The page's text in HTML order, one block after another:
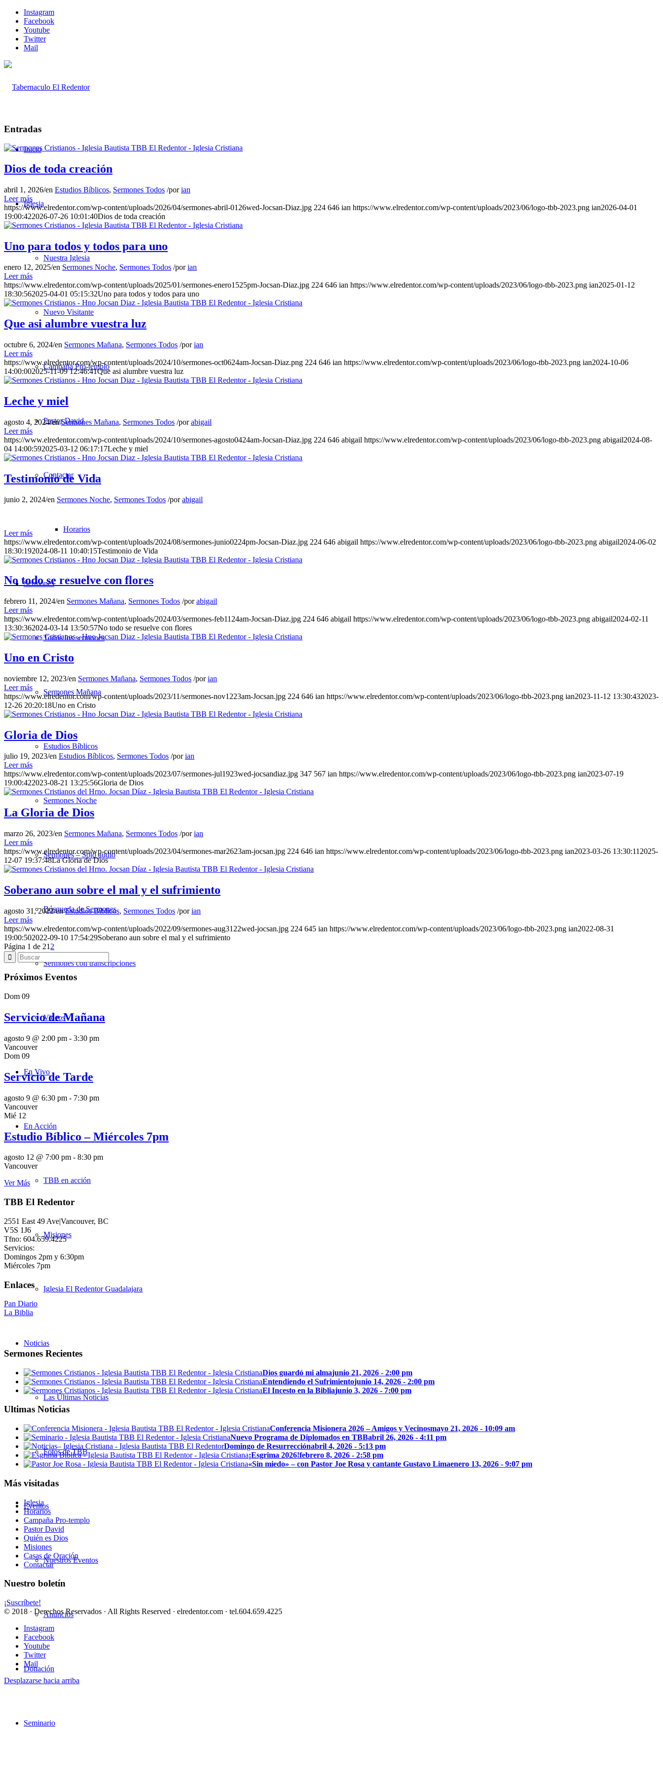
Instagram
Facebook
Youtube
Twitter
Mail
Inicio
Iglesia
Nuestra Iglesia
Nuevo Visitante
Campaña Pro-templo
Pastor David
Contactar
Horarios
Sermones
Todos los sermones
Sermones Mañana
Estudios Bíblicos
Sermones Noche
Sermones – Solo audio
Búsqueda de Sermones
Sermones con transcripciones
Videos
En Vivo
En Acción
TBB en acción
Misiones
Iglesia El Redentor Guadalajara
Noticias
Las Últimas Noticias
Fotos de TBB
Eventos
Nuestros Eventos
Anuncios
Donación
Seminario
Entradas
Dios de toda creación
abril 1, 2026/en Estudios Bíblicos, Sermones Todos /porian
Leer más
https://www.elredentor.com/wp-content/uploads/2026/04/sermones-abril-0126wed-Jocsan-Diaz.jpg 224 646 ian https://www.elredentor.com/wp-content/uploads/2023/06/logo-tbb-2023.png ian2026-04-01
19:00:422026-07-26 10:01:40Dios de toda creación
Uno para todos y todos para uno
enero 12, 2025/en Sermones Noche, Sermones Todos /porian
Leer más
https://www.elredentor.com/wp-content/uploads/2025/01/sermones-enero1525pm-Jocsan-Diaz.jpg 224 646 ian https://www.elredentor.com/wp-content/uploads/2023/06/logo-tbb-2023.png ian2025-01-12
18:30:562025-04-01 05:15:32Uno para todos y todos para uno
Que asi alumbre vuestra luz
octubre 6, 2024/en Sermones Mañana, Sermones Todos /porian
Leer más
https://www.elredentor.com/wp-content/uploads/2024/10/sermones-oct0624am-Jocsan-Diaz.png 224 646 ian https://www.elredentor.com/wp-content/uploads/2023/06/logo-tbb-2023.png ian2024-10-06
14:00:002025-11-09 12:46:41Que asi alumbre vuestra luz
Leche y miel
agosto 4, 2024/enSermones Mañana, Sermones Todos /porabigail
Leer más
https://www.elredentor.com/wp-content/uploads/2024/10/sermones-agosto0424am-Jocsan-Diaz.jpg 224 646 abigail https://www.elredentor.com/wp-content/uploads/2023/06/logo-tbb-2023.png abigail2024-08-
04 14:00:592025-03-12 06:17:17Leche y miel
Testimonio de Vida
junio 2, 2024/en Sermones Noche, Sermones Todos /porabigail
Leer más
https://www.elredentor.com/wp-content/uploads/2024/08/sermones-junio0224pm-Jocsan-Diaz.jpg 224 646 abigail https://www.elredentor.com/wp-content/uploads/2023/06/logo-tbb-2023.png abigail2024-06-02
18:30:192024-08-11 10:40:15Testimonio de Vida
No todo se resuelve con flores
febrero 11, 2024/en Sermones Mañana, Sermones Todos /porabigail
Leer más
https://www.elredentor.com/wp-content/uploads/2024/03/sermones-feb1124am-Jocsan-Diaz.jpg 224 646 abigail https://www.elredentor.com/wp-content/uploads/2023/06/logo-tbb-2023.png abigail2024-02-11
13:30:362024-03-14 13:50:57No todo se resuelve con flores
Uno en Cristo
noviembre 12, 2023/en Sermones Mañana, Sermones Todos /porian
Leer más
https://www.elredentor.com/wp-content/uploads/2023/11/sermones-nov1223am-Jocsan.jpg 224 646 ian https://www.elredentor.com/wp-content/uploads/2023/06/logo-tbb-2023.png ian2023-11-12 13:30:432023-
12-26 20:20:18Uno en Cristo
Gloria de Dios
julio 19, 2023/en Estudios Bíblicos, Sermones Todos /porian
Leer más
https://www.elredentor.com/wp-content/uploads/2023/07/sermones-jul1923wed-jocsandiaz.jpg 347 567 ian https://www.elredentor.com/wp-content/uploads/2023/06/logo-tbb-2023.png ian2023-07-19
19:00:422023-08-21 13:25:56Gloria de Dios
La Gloria de Dios
marzo 26, 2023/en Sermones Mañana, Sermones Todos /porian
Leer más
https://www.elredentor.com/wp-content/uploads/2023/04/sermones-mar2623am-jocsan.jpg 224 646 ian https://www.elredentor.com/wp-content/uploads/2023/06/logo-tbb-2023.png ian2023-03-26 13:30:11 2025-
12-07 19:37:48La Gloria de Dios
Soberano aun sobre el mal y el sufrimiento
agosto 31, 2022/enEstudios Bíblicos, Sermones Todos /porian
Leer más
https://www.elredentor.com/wp-content/uploads/2022/09/sermones-aug3122wed-jocsan.jpg 224 645 ian https://www.elredentor.com/wp-content/uploads/2023/06/logo-tbb-2023.png ian2022-08-31
19:00:502022-09-10 17:54:29Soberano aun sobre el mal y el sufrimiento
Página 1 de 21 2
Próximos Eventos
Dom 09
Servicio de Mañana
agosto 9 @ 2:00 pm - 3:30 pm
Vancouver
Dom 09
Servicio de Tarde
agosto 9 @ 6:30 pm - 7:30 pm
Vancouver
Mié 12
Estudio Bíblico – Miércoles 7pm
agosto 12 @ 7:00 pm - 8:30 pm
Vancouver
Ver Más
TBB El Redentor
2551 East 49 Ave|Vancouver, BC
V5S 1J6
Tfno: 604.659.4225
Servicios:
Domingos 2pm y 6:30pm
Miércoles 7pm
Enlaces
Pan Diario
La Biblia
Sermones Recientes
Dios guardó mi almajunio 21, 2026 - 2:00 pm
Entendiendo el Sufrimientojunio 14, 2026 - 2:00 pm
El Incesto en la Bibliajunio 3, 2026 - 7:00 pm
Ultimas Noticias
Conferencia Misionera 2026 – Amigos y Vecinosmayo 21, 2026 - 10:09 am
Nuevo Programa de Diplomados en TBBabril 26, 2026 - 4:11 pm
Domingo de Resurrecciónabril 4, 2026 - 5:13 pm
¡Esgrima 2026!febrero 8, 2026 - 2:58 pm
«Sin miedo» – con Pastor Joe Rosa y cantante Gustavo Limaenero 13, 2026 - 9:07 pm
Más visitadas
Iglesia
Horarios
Campaña Pro-templo
Pastor David
Quién es Dios
Misiones
Casas de Oración
Contactar
Nuestro boletín
¡Suscríbete!
© 2018 · Derechos Reservados · All Rights Reserved · elredentor.com · tel.604.659.4225
Instagram
Facebook
Youtube
Twitter
Mail
Desplazarse hacia arriba